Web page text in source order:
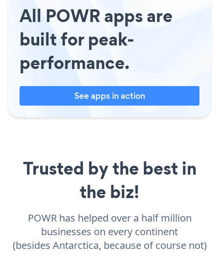
All POWR apps are
built for peak-
performance.
See apps in action
Trusted by the best in
the biz!
POWR has helped over a half million
businesses on every continent
(besides Antarctica, because of course not)